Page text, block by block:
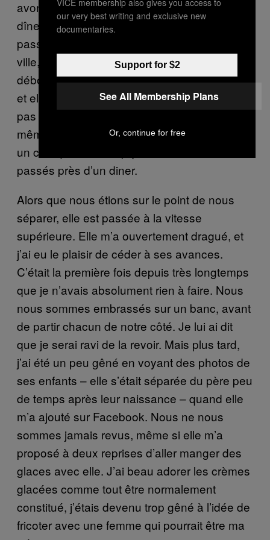
avons copieusement mangé (75 dollars le
dîner), bu une bouteille de vin (30 dollars) et
passé le reste de la soirée à flâner dans la
ville, légèrement enivrés. Je n’ai pas eu à
débourser un centime. Tessa était comptable,
et elle m’a très vite précisé qu’elle ne voulait
pas que je paie quoi que ce soit. J’ai quand
même fini par insister pour lui offrir au moins
un café (trois dollars) quand nous sommes
passés près d’un diner.
Alors que nous étions sur le point de nous
séparer, elle est passée à la vitesse
supérieure. Elle m’a ouvertement dragué, et
j’ai eu le plaisir de céder à ses avances.
C’était la première fois depuis très longtemps
que je n’avais absolument rien à faire. Nous
nous sommes embrassés sur un banc, avant
de partir chacun de notre côté. Je lui ai dit
que je serai ravi de la revoir. Mais plus tard,
j’ai été un peu gêné en voyant des photos de
ses enfants – elle s’était séparée du père peu
de temps après leur naissance – quand elle
m’a ajouté sur Facebook. Nous ne nous
sommes jamais revus, même si elle m’a
proposé à deux reprises d’aller manger des
glaces avec elle. J’ai beau adorer les crèmes
glacées comme tout être normalement
constitué, j’étais devenu trop gêné à l’idée de
fricoter avec une femme qui pourrait être ma
our very best writing and exclusive new
documentaries.
Support for $2
See All Membership Plans
Or, continue for free